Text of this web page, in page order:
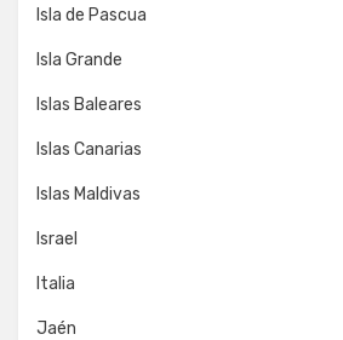
Isla de Pascua
Isla Grande
Islas Baleares
Islas Canarias
Islas Maldivas
Israel
Italia
Jaén